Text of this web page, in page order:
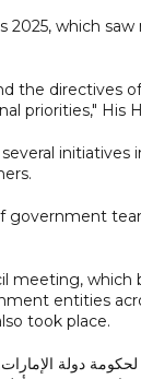
which
the directives
priorities," His
initiatives
meeting,
entities
took place.
دولة